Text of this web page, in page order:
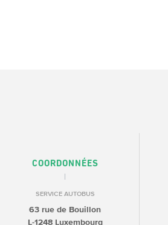
COORDONNÉES
SERVICE AUTOBUS
63 rue de Bouillon
L-1248 Luxembourg